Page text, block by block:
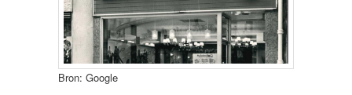
Bron: Google